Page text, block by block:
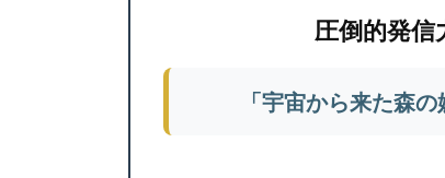
圧倒的発信
「宇宙から来た森